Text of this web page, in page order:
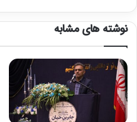
نوشته های مشابه